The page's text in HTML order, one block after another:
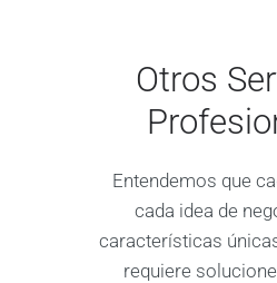
Otros
Entendemos que
cada idea de
características
requiere